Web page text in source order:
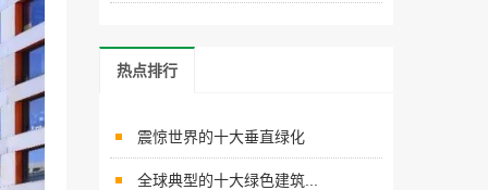
热点排行
震惊世界的十大垂直绿化
全球典型的十大绿色建筑...